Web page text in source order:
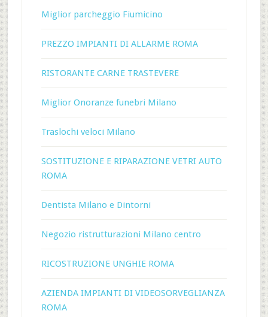
Miglior parcheggio Fiumicino
PREZZO IMPIANTI DI ALLARME ROMA
RISTORANTE CARNE TRASTEVERE
Miglior Onoranze funebri Milano
Traslochi veloci Milano
SOSTITUZIONE E RIPARAZIONE VETRI AUTO
ROMA
Dentista Milano e Dintorni
Negozio ristrutturazioni Milano centro
RICOSTRUZIONE UNGHIE ROMA
AZIENDA IMPIANTI DI VIDEOSORVEGLIANZA
ROMA